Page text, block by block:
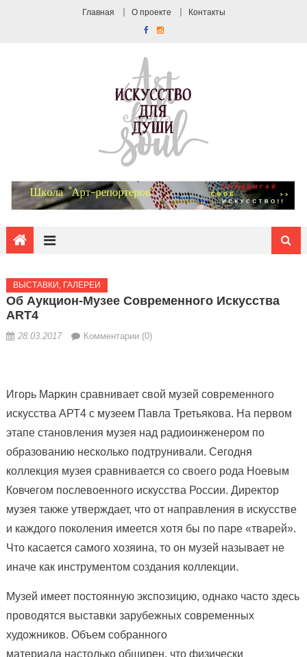
Главная О проекте Контакты
ВЫСТАВКИ, ГАЛЕРЕИ
Об Аукцион-Музее Современного Искусства
ART4
28.03.2017 Комментарии (0)
Игорь Маркин сравнивает свой музей современного
искусства АРТ4 с музеем Павла Третьякова. На первом
этапе становления музея над радиоинженером по
образованию несколько подтрунивали. Сегодня
коллекция музея сравнивается со своего рода Ноевым
Ковчегом послевоенного искусства России. Директор
музея также утверждает, что от направления в искусстве
и каждого поколения имеется хотя бы по паре «тварей».
Что касается самого хозяина, то он музей называет не
иначе как инструментом создания коллекции.
Музей имеет постоянную экспозицию, однако часто здесь
проводятся выставки зарубежных современных
художников. Объем собранного
материала настолько обширен, что физически